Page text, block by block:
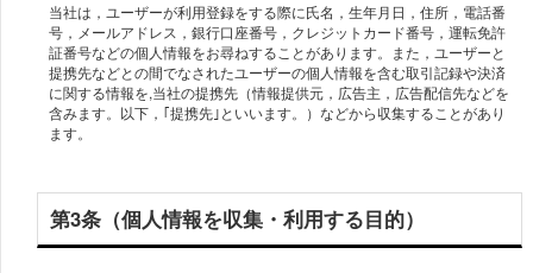
当社は，ユーザーが利用登録をする際に氏名，生年月日，住所，電話番
号，メールアドレス，銀行口座番号，クレジットカード番号，運転免許
証番号などの個人情報をお尋ねすることがあります。また，ユーザーと
提携先などとの間でなされたユーザーの個人情報を含む取引記録や決済
に関する情報を,当社の提携先（情報提供元，広告主，広告配信先などを
含みます。以下，｢提携先｣といいます。）などから収集することがあり
ます。
第3条（個人情報を収集・利用する目的）